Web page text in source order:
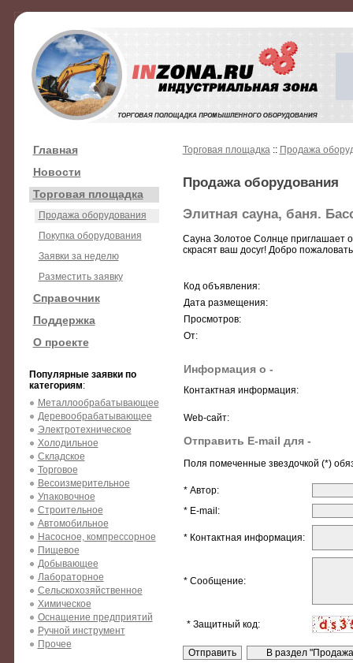
Главная
Новости
Торговая площадка
Продажа оборудования
Покупка оборудования
Заявки за неделю
Разместить заявку
Справочник
Поддержка
О проекте
Популярные заявки по
категориям:
Металлообрабатывающее
Деревообрабатывающее
Электротехническое
Холодильное
Складское
Торговое
Весоизмерительное
Упаковочное
Строительное
Автомобильное
Насосное, компрессорное
Пищевое
Добывающее
Лабораторное
Сельскохозяйственное
Химическое
Оснащение предприятий
Ручной инструмент
Прочее
Торговая площадка:: Продажа
Продажа оборудования
Элитная сауна, баня.
Сауна Золотое Солнце приглашает
скрасят ваш досуг! Добро
Код объявления:
Дата размещения:
Просмотров:
От:
Информация о -
Контактная информация:
Web-сайт:
Отправить E-mail для -
Поля помеченные звездочкой (*)
* Автор:
* E-mail:
* Контактная информация:
* Сообщение:
* Защитный код: